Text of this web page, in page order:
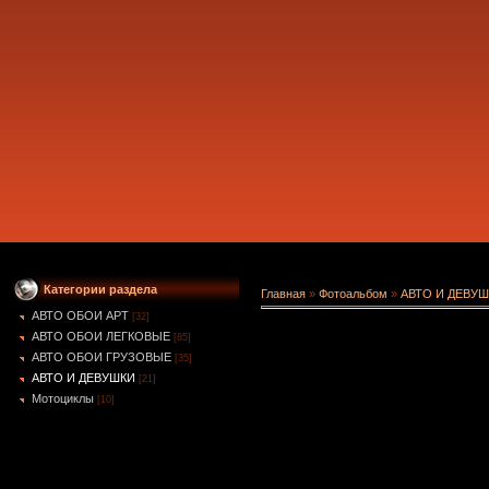
Категории раздела
АВТО ОБОИ АРТ [32]
АВТО ОБОИ ЛЕГКОВЫЕ [85]
АВТО ОБОИ ГРУЗОВЫЕ [35]
АВТО И ДЕВУШКИ [21]
Мотоциклы [10]
Главная » Фотоальбом » АВТО И